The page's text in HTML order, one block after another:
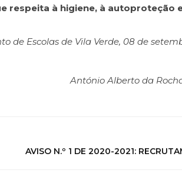
respeita à higiene, à autoproteção
de Escolas de Vila Verde, 08 de
António Alberto da
AVISO N.º 1 DE 2020-2021: